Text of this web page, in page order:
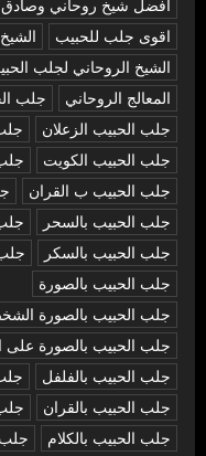
افضل شيخ روحاني وصادق
اقوى جلب للحبيب
الشيخ الروحاني لجلب
المعالج الروحاني
جلب
جلب الحبيب الزعلان
جلب الحبيب الكويت
جلب الحبيب ب القران
جلب الحبيب بالسحر
جلب الحبيب بالسكر
جلب الحبيب بالصورة
جلب الحبيب بالصورة
جلب الحبيب بالصورة على
جلب الحبيب بالفلفل
جلب الحبيب بالقران
جلب الحبيب بالكلام
جلب